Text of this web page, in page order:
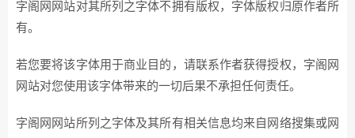
字阁网网站对其所列之字体不拥有版权，字体版权归原作者所
有。
若您要将该字体用于商业目的，请联系作者获得授权，字阁网
网站对您使用该字体带来的一切后果不承担任何责任。
字阁网网站所列之字体及其所有相关信息均来自网络搜集或网